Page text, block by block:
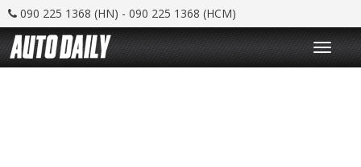
090 225 1368 (HN) - 090 225 1368 (HCM)
T
o
g